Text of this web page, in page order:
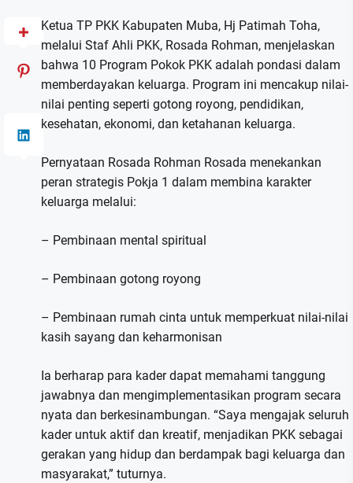
Ketua TP PKK Kabupaten Muba, Hj Patimah Toha,
melalui Staf Ahli PKK, Rosada Rohman, menjelaskan
bahwa 10 Program Pokok PKK adalah pondasi dalam
memberdayakan keluarga. Program ini mencakup nilai-
nilai penting seperti gotong royong, pendidikan,
kesehatan, ekonomi, dan ketahanan keluarga.
Pernyataan Rosada Rohman Rosada menekankan
peran strategis Pokja 1 dalam membina karakter
keluarga melalui:
– Pembinaan mental spiritual
– Pembinaan gotong royong
– Pembinaan rumah cinta untuk memperkuat nilai-nilai
kasih sayang dan keharmonisan
Ia berharap para kader dapat memahami tanggung
jawabnya dan mengimplementasikan program secara
nyata dan berkesinambungan. “Saya mengajak seluruh
kader untuk aktif dan kreatif, menjadikan PKK sebagai
gerakan yang hidup dan berdampak bagi keluarga dan
masyarakat,” tuturnya.